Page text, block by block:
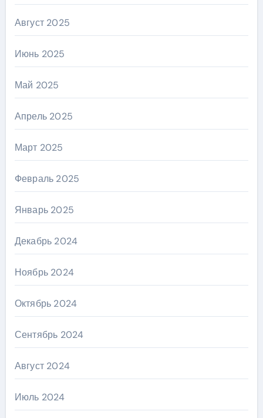
Август 2025
Июнь 2025
Май 2025
Апрель 2025
Март 2025
Февраль 2025
Январь 2025
Декабрь 2024
Ноябрь 2024
Октябрь 2024
Сентябрь 2024
Август 2024
Июль 2024